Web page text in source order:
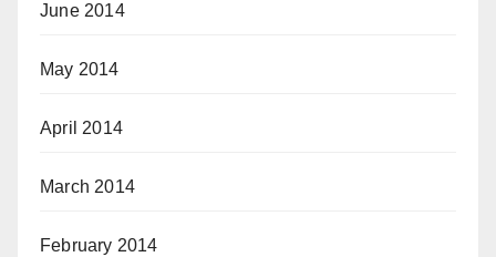
June 2014
May 2014
April 2014
March 2014
February 2014